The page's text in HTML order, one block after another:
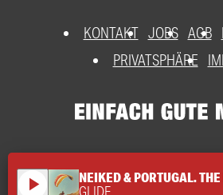
KONTAKT JOBS AGB
PRIVATSPHÄRE
play_arrow NEIKED & PORTUGAL.
GLIDE